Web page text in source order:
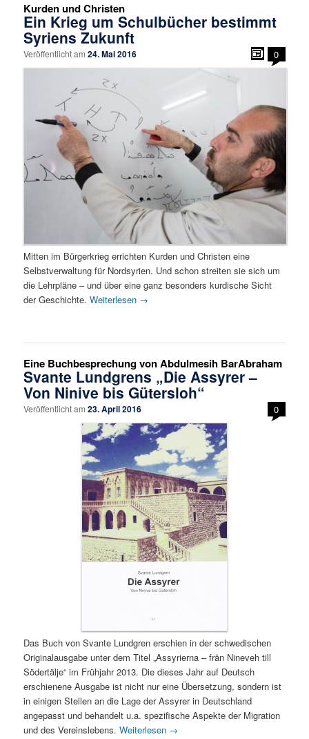
Kurden und Christen
Ein Krieg um Schulbücher bestimmt
Syriens Zukunft
Veröffentlicht am24. Mai 2016 0
Mitten im Bürgerkrieg errichten Kurden und Christen eine
Selbstverwaltung für Nordsyrien. Und schon streiten sie sich um
die Lehrpläne – und über eine ganz besonders kurdische Sicht
der Geschichte.Weiterlesen →
Eine Buchbesprechung von Abdulmesih BarAbraham
Svante Lundgrens „Die Assyrer –
Von Ninive bis Gütersloh“
Veröffentlicht am23. April 2016 0
Das Buch von Svante Lundgren erschien in der schwedischen
Originalausgabe unter dem Titel „Assyrierna – från Nineveh till
Södertälje“ im Frühjahr 2013. Die dieses Jahr auf Deutsch
erschienene Ausgabe ist nicht nur eine Übersetzung, sondern ist
in einigen Stellen an die Lage der Assyrer in Deutschland
angepasst und behandelt u.a. spezifische Aspekte der Migration
und des Vereinslebens.Weiterlesen →